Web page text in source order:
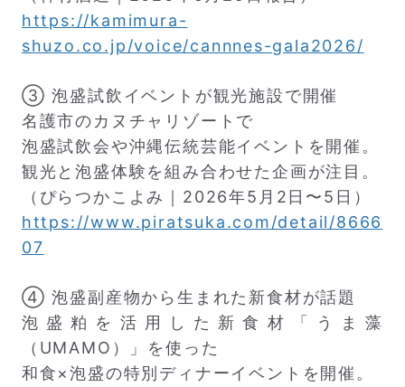
https://kamimura-
shuzo.co.jp/voice/cannnes-gala2026/
③ 泡盛試飲イベントが観光施設で開催
名護市のカヌチャリゾートで
泡盛試飲会や沖縄伝統芸能イベントを開催。
観光と泡盛体験を組み合わせた企画が注目。
（ぴらつかこよみ｜2026年5月2日〜5日）
https://www.piratsuka.com/detail/8666
07
④ 泡盛副産物から生まれた新食材が話題
泡盛粕を活用した新食材「うま藻
（UMAMO）」を使った
和食×泡盛の特別ディナーイベントを開催。